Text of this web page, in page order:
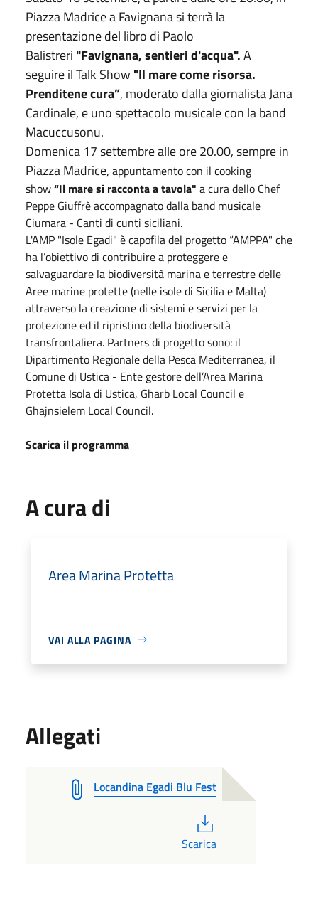
Piazza Madrice a Favignana si terrà la
presentazione del libro di Paolo
Balistreri "Favignana, sentieri d'acqua".A
seguire il Talk Show "Il mare come risorsa.
Prenditene cura”, moderato dalla giornalista Jana
Cardinale, e uno spettacolo musicale con la band
Macuccusonu.
Domenica 17 settembre alle ore 20.00, sempre in
Piazza Madrice, appuntamento con il cooking
show“Il mare si racconta a tavola" a cura dello Chef
Peppe Giuffrè accompagnato dalla band musicale
Ciumara - Canti di cunti siciliani.
L'AMP "Isole Egadi" è capofila del progetto “AMPPA" che
ha l’obiettivo di contribuire a proteggere e
salvaguardare la biodiversità marina e terrestre delle
Aree marine protette (nelle isole di Sicilia e Malta)
attraverso la creazione di sistemi e servizi per la
protezione ed il ripristino della biodiversità
transfrontaliera. Partners di progetto sono: il
Dipartimento Regionale della Pesca Mediterranea, il
Comune di Ustica - Ente gestore dell’Area Marina
Protetta Isola di Ustica, Gharb Local Council e
Ghajnsielem Local Council.
Scarica il programma
A cura di
Area Marina Protetta
VAI ALLA PAGINA
Allegati
Locandina Egadi Blu Fest
Scarica